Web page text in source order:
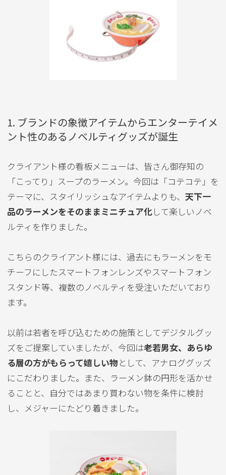
1. ブランドの象徴アイテムからエンターテイメ
ント性のあるノベルティグッズが誕生
クライアント様の看板メニューは、皆さん御存知の
「こってり」スープのラーメン。今回は「コテコテ」を
テーマに、スタイリッシュなアイテムよりも、 天下一
品のラーメンをそのままミニチュア化して楽しいノベ
ルティを作りました。
こちらのクライアント様には、過去にもラーメンをモ
チーフにしたスマートフォンレンズやスマートフォン
スタンド等、複数のノベルティを受注いただいており
ます。
以前は若者を呼び込むための施策としてデジタルグッ
ズをご提案していましたが、今回は老若男女、あらゆ
る層の方がもらって嬉しい物 として、アナロググッズ
にこだわりました。また、ラーメン鉢の円形を活かせ
ることと、自分ではあまり買わない物を条件に検討
し、メジャーにたどり着きました。